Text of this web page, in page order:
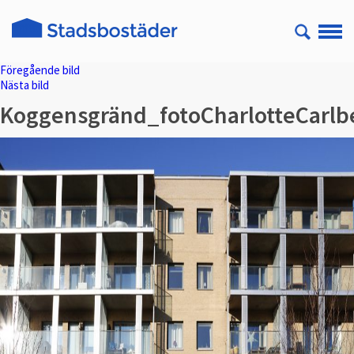
Föregående bild
Nästa bild